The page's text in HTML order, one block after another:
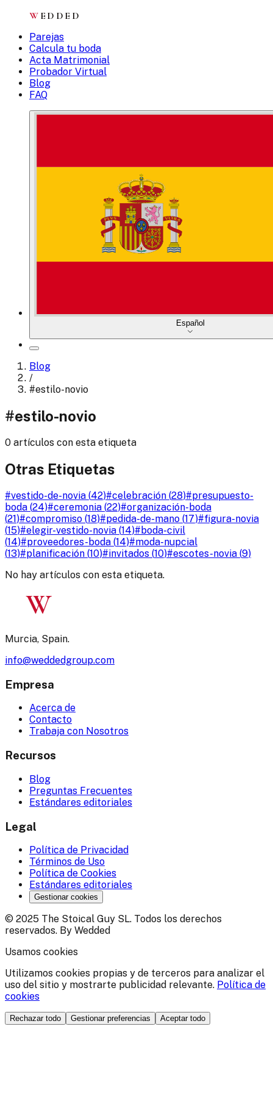
W EDDED
Parejas
Calcula tu boda
Acta Matrimonial
Probador Virtual
Blog
FAQ
Español
Blog
/
#estilo-novio
#estilo-novio
0 artículos con esta etiqueta
Otras Etiquetas
#vestido-de-novia (42)#celebración (28)#presupuesto-
boda (24)#ceremonia (22)#organización-boda
(21)#compromiso (18)#pedida-de-mano (17)#figura-novia
(15)#elegir-vestido-novia (14)#boda-civil
(14)#proveedores-boda (14)#moda-nupcial
(13)#planificación (10)#invitados (10)#escotes-novia (9)
No hay artículos con esta etiqueta.
W
Murcia, Spain.
info@weddedgroup.com
Empresa
Acerca de
Contacto
Trabaja con Nosotros
Recursos
Blog
Preguntas Frecuentes
Estándares editoriales
Legal
Política de Privacidad
Términos de Uso
Política de Cookies
Estándares editoriales
Gestionar cookies
© 2025 The Stoical Guy SL. Todos los derechos
reservados. By Wedded
Usamos cookies
Utilizamos cookies propias y de terceros para analizar el
uso del sitio y mostrarte publicidad relevante. Política de
cookies
Rechazar todo Gestionar preferencias Aceptar todo